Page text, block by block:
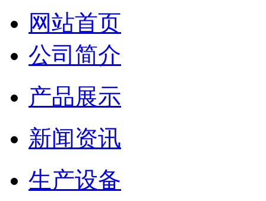
网站首页
公司简介
产品展示
新闻资讯
生产设备